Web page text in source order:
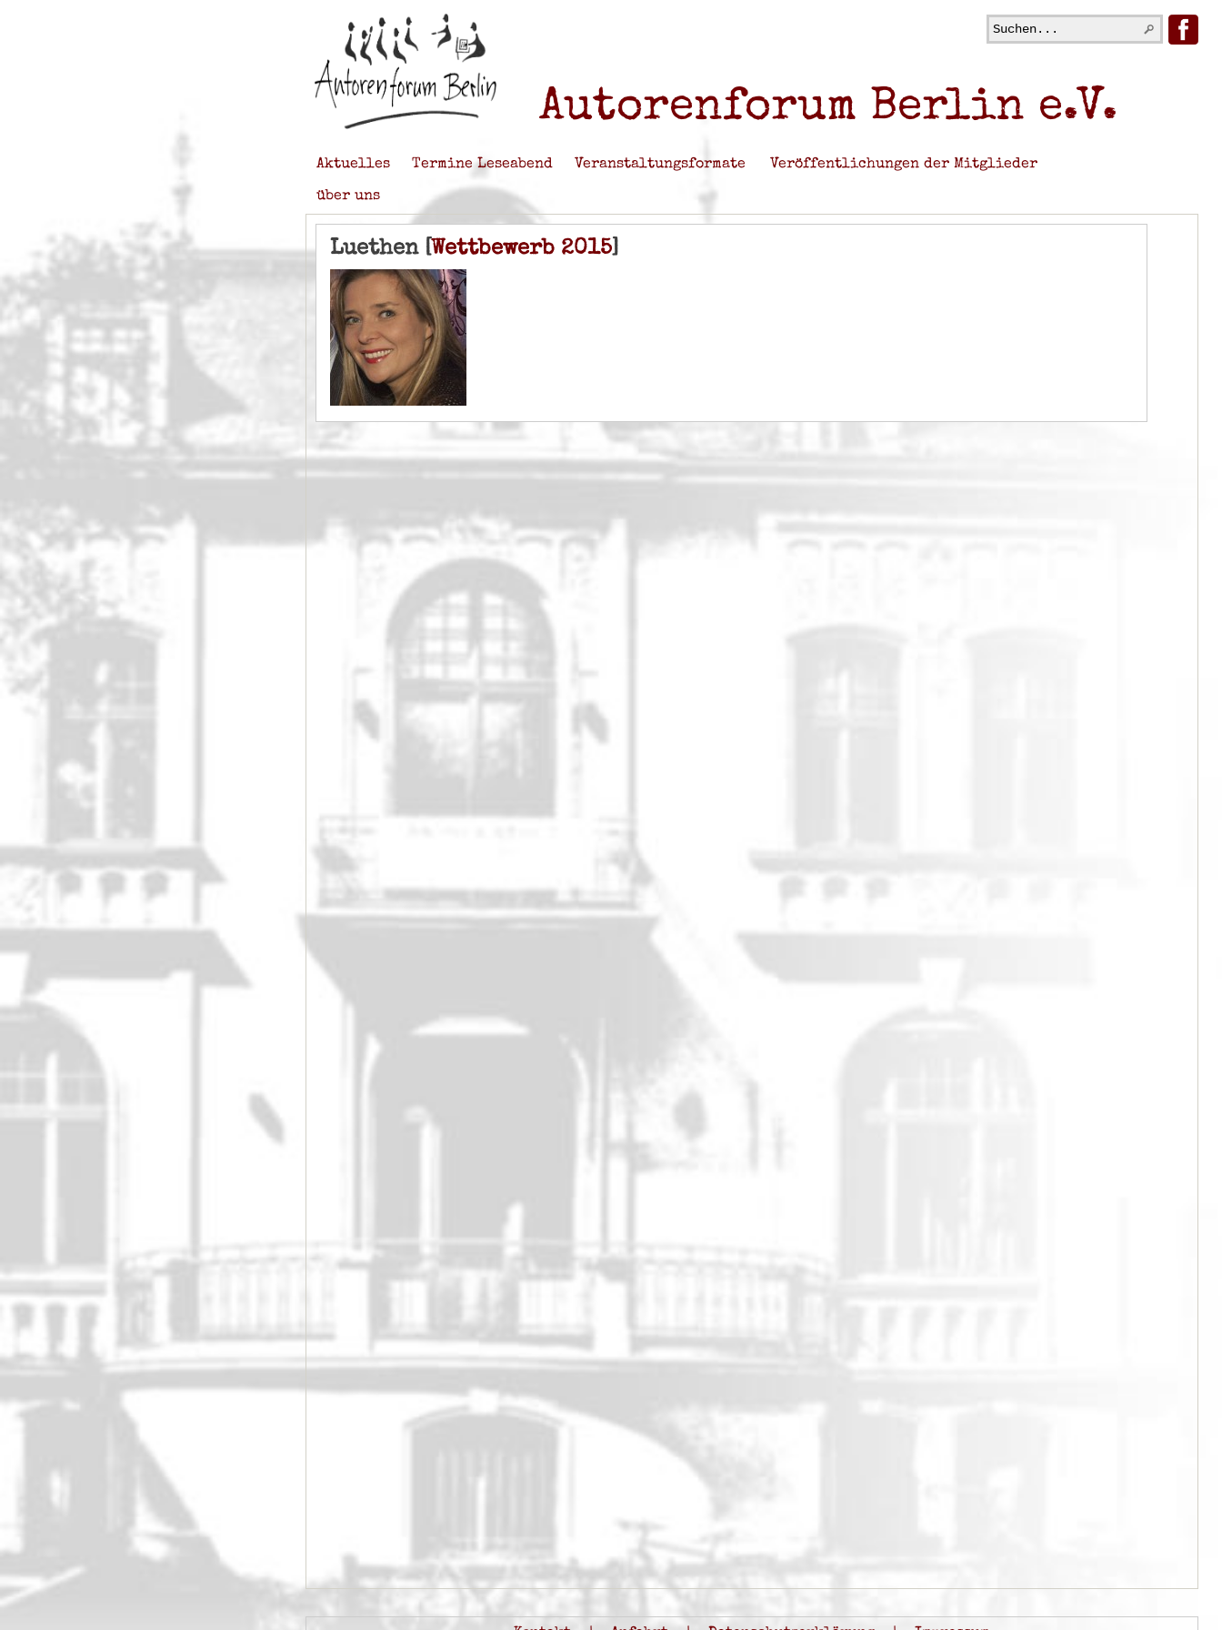
Autorenforum Berlin e.V.
Aktuelles Termine Leseabend Veranstaltungsformate Veröffentlichungen der Mitglieder
über uns
Luethen [Wettbewerb 2015]